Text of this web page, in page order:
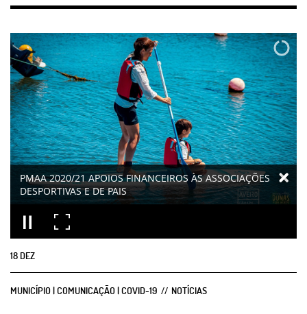
PMAA 2020/21 APOIOS FINANCEIROS ÀS ASSOCIAÇÕES
DESPORTIVAS E DE PAIS
18 DEZ
MUNICÍPIO | COMUNICAÇÃO | COVID-19 NOTÍCIAS